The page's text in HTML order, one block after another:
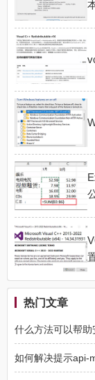
热门文章
什么方法可以帮
如何解决提示api-